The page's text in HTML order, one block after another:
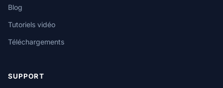
Blog
Tutoriels vidéo
Téléchargements
SUPPORT